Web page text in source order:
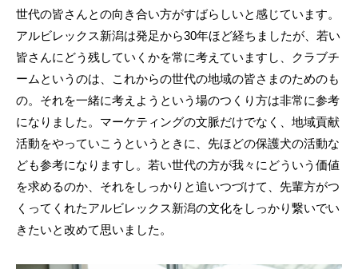
世代の皆さんとの向き合い方がすばらしいと感じています。
アルビレックス新潟は発足から30年ほど経ちましたが、若い
皆さんにどう残していくかを常に考えていますし、クラブチ
ームというのは、これからの世代の地域の皆さまのためのも
の。それを一緒に考えようという場のつくり方は非常に参考
になりました。マーケティングの文脈だけでなく、地域貢献
活動をやっていこうというときに、先ほどの保護犬の活動な
ども参考になりますし。若い世代の方が我々にどういう価値
を求めるのか、それをしっかりと追いつづけて、先輩方がつ
くってくれたアルビレックス新潟の文化をしっかり繋いでい
きたいと改めて思いました。